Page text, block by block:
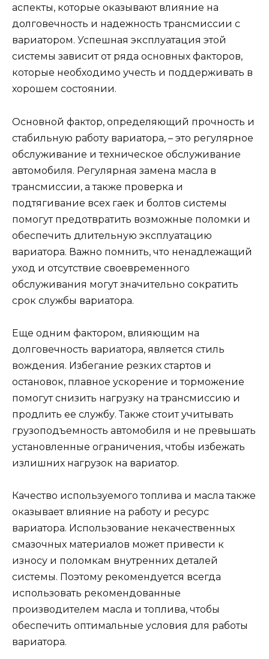
аспекты, которые оказывают влияние на
долговечность и надежность трансмиссии с
вариатором. Успешная эксплуатация этой
системы зависит от ряда основных факторов,
которые необходимо учесть и поддерживать в
хорошем состоянии.
Основной фактор, определяющий прочность и
стабильную работу вариатора, – это регулярное
обслуживание и техническое обслуживание
автомобиля. Регулярная замена масла в
трансмиссии, а также проверка и
подтягивание всех гаек и болтов системы
помогут предотвратить возможные поломки и
обеспечить длительную эксплуатацию
вариатора. Важно помнить, что ненадлежащий
уход и отсутствие своевременного
обслуживания могут значительно сократить
срок службы вариатора.
Еще одним фактором, влияющим на
долговечность вариатора, является стиль
вождения. Избегание резких стартов и
остановок, плавное ускорение и торможение
помогут снизить нагрузку на трансмиссию и
продлить ее службу. Также стоит учитывать
грузоподъемность автомобиля и не превышать
установленные ограничения, чтобы избежать
излишних нагрузок на вариатор.
Качество используемого топлива и масла также
оказывает влияние на работу и ресурс
вариатора. Использование некачественных
смазочных материалов может привести к
износу и поломкам внутренних деталей
системы. Поэтому рекомендуется всегда
использовать рекомендованные
производителем масла и топлива, чтобы
обеспечить оптимальные условия для работы
вариатора.